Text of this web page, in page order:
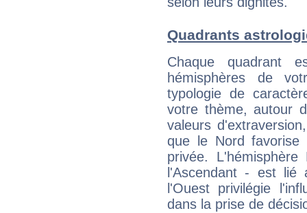
Quadrants
Chaque quadrant
hémisphères de
typologie de
votre thème, autour
valeurs
que le Nord favorise
privée.
l'Ascendant - est
l'Ouest privilégie
dans la prise de